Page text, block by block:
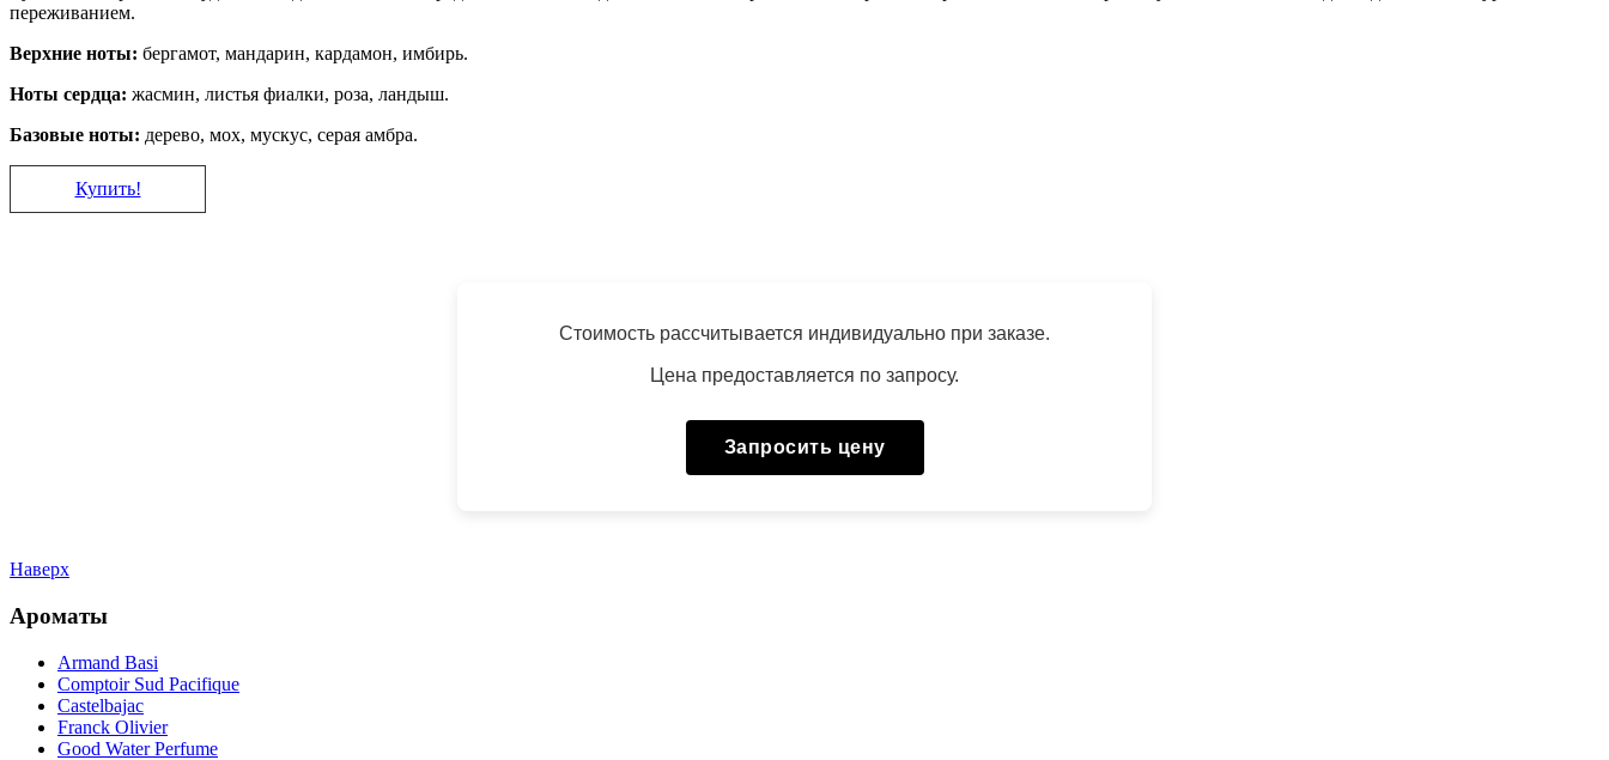
переживанием.
Верхние ноты: бергамот, мандарин, кардамон, имбирь.
Ноты сердца: жасмин, листья фиалки, роза, ландыш.
Базовые ноты: дерево, мох, мускус, серая амбра.
Купить!
Стоимость рассчитывается индивидуально при заказе.
Цена предоставляется по запросу.
Запросить цену
Наверх
Ароматы
Armand Basi
Comptoir Sud Pacifique
Castelbajac
Franck Olivier
Good Water Perfume